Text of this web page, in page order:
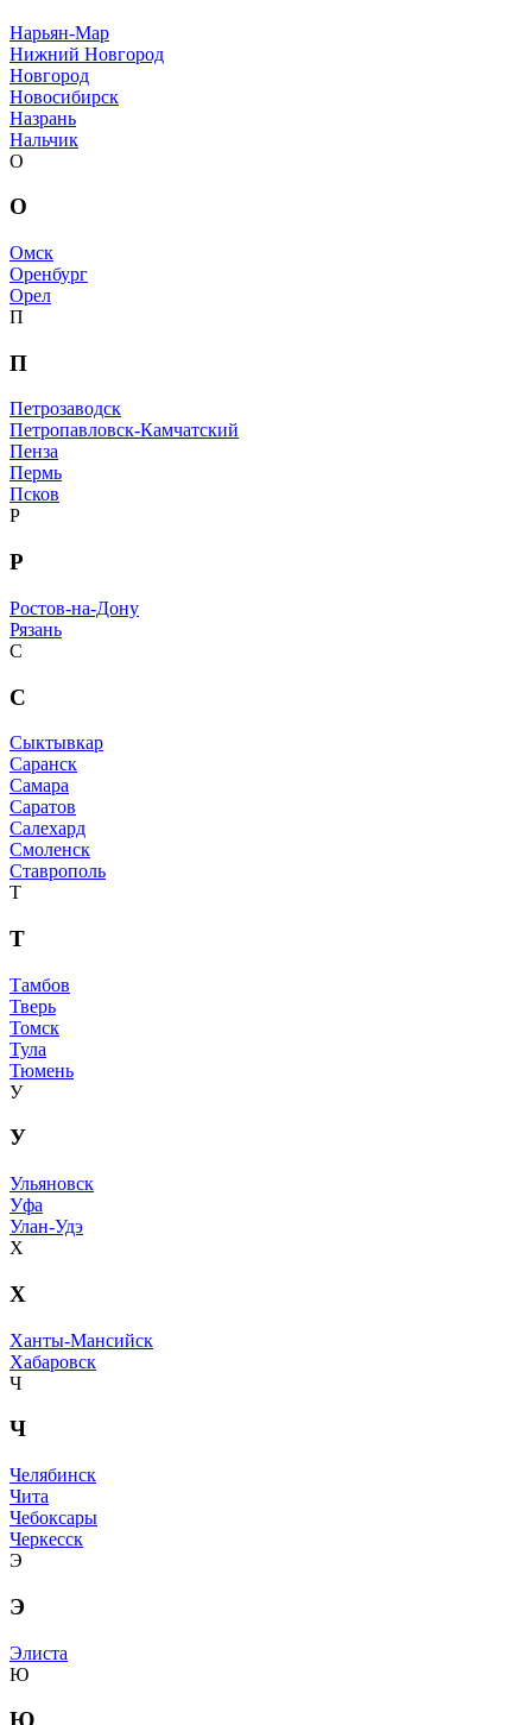
Нарьян-Мар
Нижний Новгород
Новгород
Новосибирск
Назрань
Нальчик
О
О
Омск
Оренбург
Орел
П
П
Петрозаводск
Петропавловск-Камчатский
Пенза
Пермь
Псков
Р
Р
Ростов-на-Дону
Рязань
С
С
Сыктывкар
Саранск
Самара
Саратов
Салехард
Смоленск
Ставрополь
Т
Т
Тамбов
Тверь
Томск
Тула
Тюмень
У
У
Ульяновск
Уфа
Улан-Удэ
Х
Х
Ханты-Мансийск
Хабаровск
Ч
Ч
Челябинск
Чита
Чебоксары
Черкесск
Э
Э
Элиста
Ю
Ю